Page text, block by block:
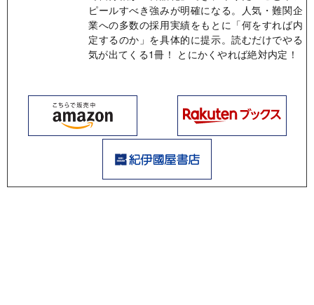
ピールすべき強みが明確になる。人気・難関企
業への多数の採用実績をもとに「何をすれば内
定するのか」を具体的に提示。読むだけでやる
気が出てくる1冊！ とにかくやれば絶対内定！